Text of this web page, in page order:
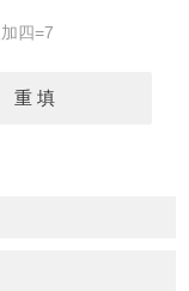
四=7